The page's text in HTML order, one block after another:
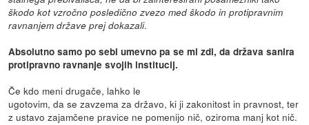
škodo kot vzročno posledično zvezo med škodo in protipravnim
ravnanjem države prej dokazali.
Absolutno samo po sebi umevno pa se mi zdi, da država sanira
protipravno ravnanje svojih institucij.
Če kdo meni drugače, lahko le
ugotovim, da se zavzema za državo, ki ji zakonitost in pravnost, ter
z ustavo zajamčene pravice ne pomenijo nič, oziroma manj kot nič.